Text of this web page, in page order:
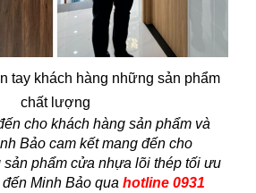
tay khách hàng những sản phẩm
chất lượng
cho khách hàng sản phẩm và
Bảo cam kết mang đến cho
phẩm cửa nhựa lõi thép tối ưu
Minh Bảo qua hotline 0931